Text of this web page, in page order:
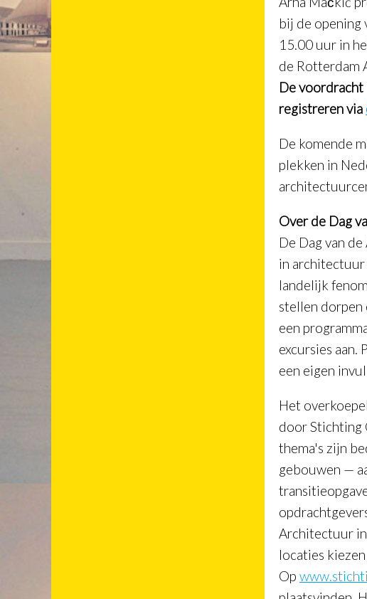
bij de opening
15.00 uur in
de Rotterdam
De voordracht
registreren via
De komende
plekken in
Over de Dag
De Dag van
in architectuur
landelijk
stellen dorpen
een
excursies
een eigen
Het
door Stichting
thema's zijn
gebouwen —
Architectuur in
locaties
Op